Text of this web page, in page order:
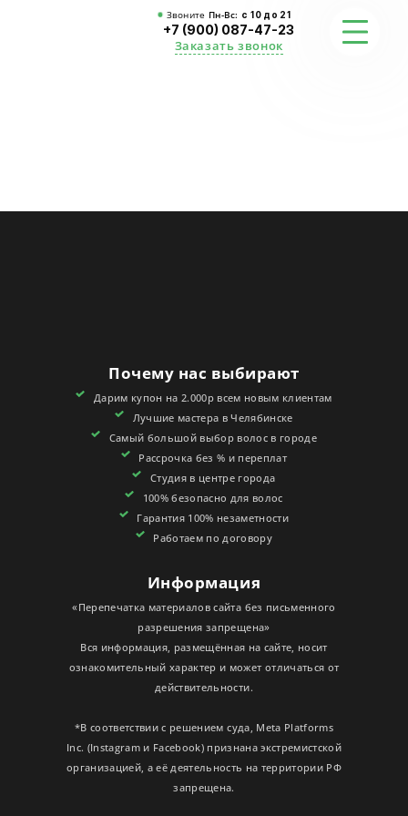
Звоните Пн-Вс: с 10 до 21
+7 (900) 087-47-23
Заказать звонок
КОНТАКТЫ
СЕРТИФИКАТЫ
Почему нас выбирают
Дарим купон на 2.000р всем новым клиентам
Лучшие мастера в Челябинске
Самый большой выбор волос в городе
Рассрочка без % и переплат
Студия в центре города
100% безопасно для волос
Гарантия 100% незаметности
Работаем по договору
Информация
«Перепечатка материалов сайта без письменного
разрешения запрещена»
Вся информация, размещённая на сайте, носит
ознакомительный характер и может отличаться от
действительности.
*В соответствии с решением суда, Meta Platforms
Inc. (Instagram и Facebook) признана экстремистской
организацией, а её деятельность на территории РФ
запрещена.